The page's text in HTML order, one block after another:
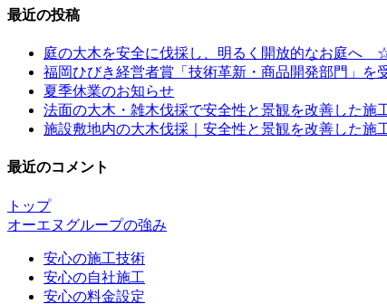
最近の投稿
庭の大木を安全に伐採し、明るく開放的なお庭へ
福岡ひびき経営者賞「技術革新・商品開発部門」を
夏季休業のお知らせ
法面の大木・雑木伐採で安全性と景観を改善した
施設敷地内の大木伐採｜安全性と景観を改善した
最近のコメント
トップ
オーエヌグループの強み
安心の施工技術
安心の自社施工
安心の料金設定